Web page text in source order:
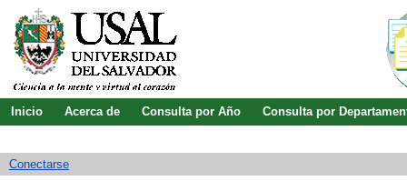
Inicio Acerca de Consulta por Año
Consulta por
Conectarse